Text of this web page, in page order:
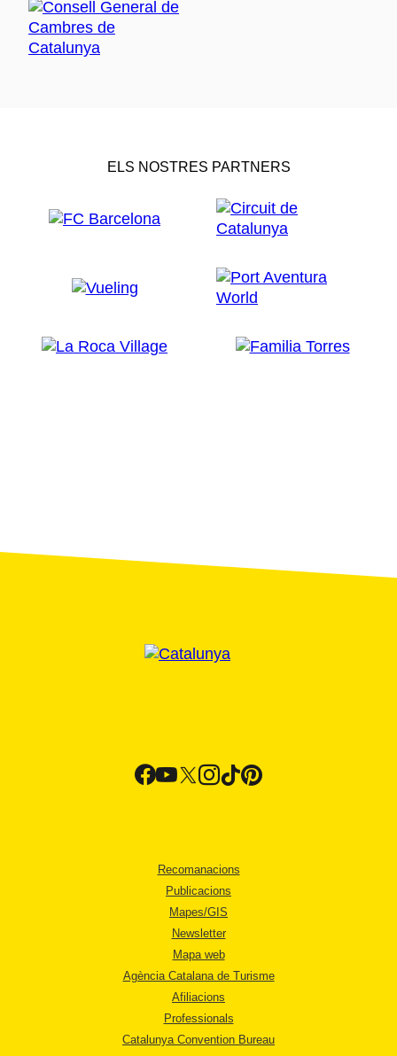
ELS NOSTRES PARTNERS
Recomanacions
Publicacions
Mapes/GIS
Newsletter
Mapa web
Agència Catalana de Turisme
Afiliacions
Professionals
Catalunya Convention Bureau